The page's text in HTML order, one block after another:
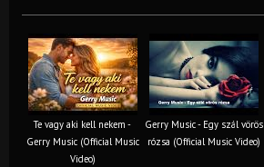
Te vagy aki kell nekem -
Gerry Music (Official Music
Video)
Gerry Music - Egy szál vörös
rózsa (Official Music Video)